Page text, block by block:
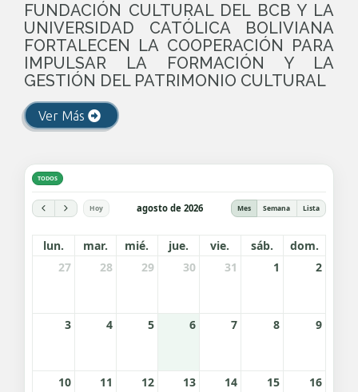
FUNDACIÓN CULTURAL DEL BCB Y LA
UNIVERSIDAD CATÓLICA BOLIVIANA
FORTALECEN LA COOPERACIÓN PARA
IMPULSAR LA FORMACIÓN Y LA
GESTIÓN DEL PATRIMONIO CULTURAL
Ver Más